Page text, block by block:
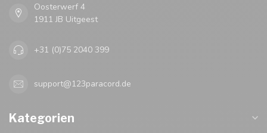
Oosterwerf 4
1911 JB Uitgeest
+31 (0)75 2040 399
support@123paracord.de
Kategorien